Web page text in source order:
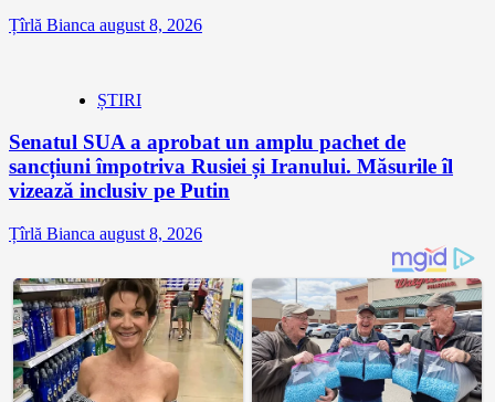
Țîrlă Bianca august 8, 2026
ȘTIRI
Senatul SUA a aprobat un amplu pachet de
sancțiuni împotriva Rusiei și Iranului. Măsurile îl
vizează inclusiv pe Putin
Țîrlă Bianca august 8, 2026